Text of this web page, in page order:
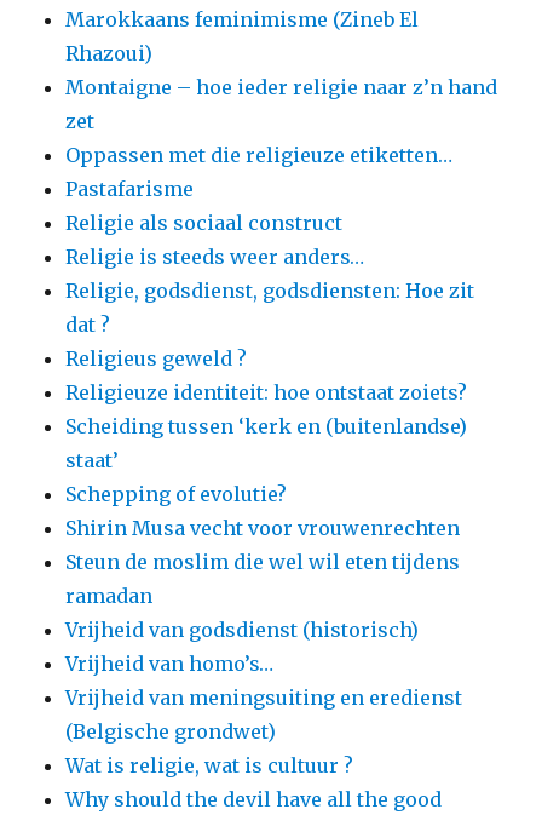
Marokkaans feminimisme (Zineb El
Rhazoui)
Montaigne – hoe ieder religie naar z’n hand
zet
Oppassen met die religieuze etiketten…
Pastafarisme
Religie als sociaal construct
Religie is steeds weer anders…
Religie, godsdienst, godsdiensten: Hoe zit
dat ?
Religieus geweld ?
Religieuze identiteit: hoe ontstaat zoiets?
Scheiding tussen ‘kerk en (buitenlandse)
staat’
Schepping of evolutie?
Shirin Musa vecht voor vrouwenrechten
Steun de moslim die wel wil eten tijdens
ramadan
Vrijheid van godsdienst (historisch)
Vrijheid van homo’s…
Vrijheid van meningsuiting en eredienst
(Belgische grondwet)
Wat is religie, wat is cultuur ?
Why should the devil have all the good